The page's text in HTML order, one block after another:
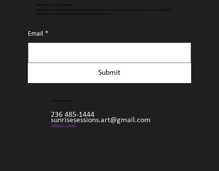
Email *
Submit
236 485-1444
sunrisesessions.art@gmail.com
Collaborate + Connect